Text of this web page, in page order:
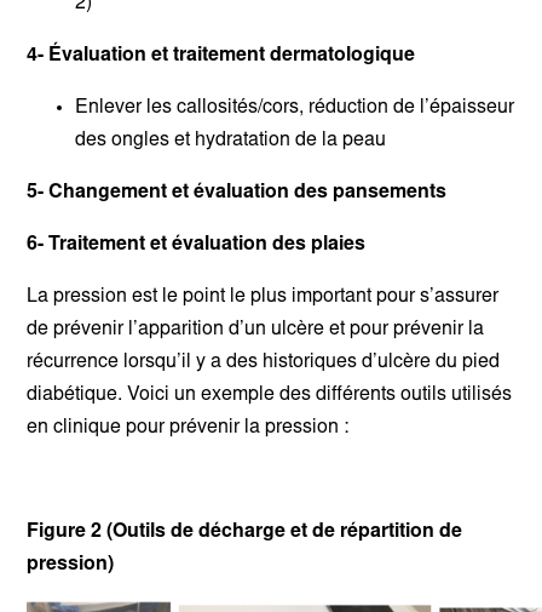
4- Évaluation et traitement dermatologique
Enlever les callosités/cors, réduction de l’épaisseur
des ongles et hydratation de la peau
5- Changement et évaluation des pansements
6- Traitement et évaluation des plaies
La pression est le point le plus important pour s’assurer
de prévenir l’apparition d’un ulcère et pour prévenir la
récurrence lorsqu’il y a des historiques d’ulcère du pied
diabétique. Voici un exemple des différents outils utilisés
en clinique pour prévenir la pression :
Figure 2 (Outils de décharge et de répartition de
pression)